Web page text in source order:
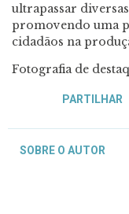
ultrapassar
promovendo uma
cidadãos na
Fotografia de
PARTILHAR
SOBRE O AUTOR